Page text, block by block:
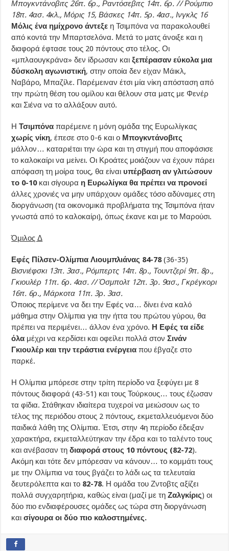
Μπογκντάνοβιτς 26π. 6ρ., Ραντόσεβιτς 14π. 6ρ. // Ρούμπιο
18π. 4ασ. 4κλ., Μόρις 15, Βάσκες 14π. 5ρ. 4ασ., Ινγκλς 16
Μόλις ένα ημίχρονο άντεξε η Τσιμπόνα να παρακολουθεί
από κοντά την Μπαρτσελόνα. Μετά το ματς άνοιξε και η
διαφορά έφτασε τους 20 πόντους στο τέλος. Οι
«μπλαουγκράνα» δεν ίδρωσαν καιξεπέρασαν εύκολα μια
δύσκολη αγωνιστική, στην οποία δεν είχαν Μάικλ,
Ναβάρο, Μπαζίλε. Παρέμειναν έτσι μία νίκη απόσταση από
την πρώτη θέση του ομίλου και θέλουν στα ματς με Φενέρ
και Σιένα να το αλλάξουν αυτό.
ΗΤσιμπόνα παρέμεινε η μόνη ομάδα της Ευρωλίγκας
χωρίς νίκη, έπεσε στο 0-6 και ο Μπογκντάνοβιτς
μάλλον… καταριέται την ώρα και τη στιγμή που αποφάσισε
το καλοκαίρι να μείνει. Οι Κροάτες μοιάζουν να έχουν πάρει
απόφαση τη μοίρα τους, θα είναι υπέρβαση αν γλιτώσουν
το 0-10και σίγουρα η Ευρωλίγκα θα πρέπει να προνοεί
άλλες χρονιές να μην υπάρχουν ομάδες τόσο αδύναμες στη
διοργάνωση (τα οικονομικά προβλήματα της Τσιμπόνα ήταν
γνωστά από το καλοκαίρι), όπως έκανε και με το Μαρούσι.
Όμιλος Δ
Εφές Πίλσεν-Ολίμπια Λιουμπλιάνας 84-78(36-35)
Βισνιέφσκι 13π. 3ασ., Ρόμπερτς 14π. 8ρ., Τουντζερί 9π. 8ρ.,
Γκιουλέρ 11π. 6ρ. 4ασ. // Όσμπολτ 12π. 3ρ. 9ασ., Γκρέγκορι
16π. 6ρ., Μάρκοτα 11π. 3ρ. 3ασ.
Όποιος περίμενε να δει την Εφές να… δίνει ένα καλό
μάθημα στην Ολίμπια για την ήττα του πρώτου γύρου, θα
πρέπει να περιμένει… άλλον ένα χρόνο. Η Εφές τα είδε
όλα μέχρι να κερδίσει και οφείλει πολλά στονΣινάν
Γκιουλέρ και την τεράστια ενέργεια που έβγαζε στο
παρκέ.
Η Ολίμπια μπόρεσε στην τρίτη περίοδο να ξεφύγει με 8
πόντους διαφορά (43-51) και τους Τούρκους… τους έζωσαν
τα φίδια. Στάθηκαν ιδιαίτερα τυχεροί να μειώσουν ως το
τέλος της περιόδου στους 2 πόντους, εκμεταλλευόμενοι δύο
παιδικά λάθη της Ολίμπια. Έτσι, στην 4η περίοδο έδειξαν
χαρακτήρα, εκμεταλλεύτηκαν την έδρα και το ταλέντο τους
και ανέβασαν τηδιαφορά στους 10 πόντους (82-72).
Ακόμη και τότε δεν μπόρεσαν να κάνουν… το κομμάτι τους
με την Ολίμπια να τους βγάζει το λάδι ως τα τελευταία
δευτερόλεπτα και το 82-78. Η ομάδα του Ζντοβτς αξίζει
πολλά συγχαρητήρια, καθώς είναι (μαζί με τηΖαλγκίρις) οι
δύο πιο ενδιαφέρουσες ομάδες ως τώρα στη διοργάνωση
και σίγουρα οι δύο πιο καλοστημένες.